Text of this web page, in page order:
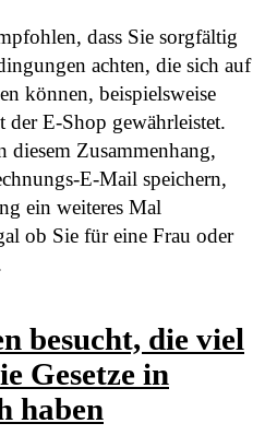
dass Sie sorgfältig
achten, die sich auf
können, beispielsweise
der E-Shop gewährleistet.
diesem Zusammenhang,
E-Mail speichern,
ein weiteres Mal
ob Sie für eine Frau oder
besucht, die viel
Gesetze in
haben